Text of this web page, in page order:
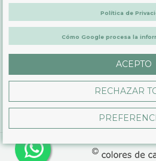
LEGAL
PRODUCTOS
CONTÁCTANOS
Política de
Cómo Google procesa la
ACEPTO
RECHAZAR